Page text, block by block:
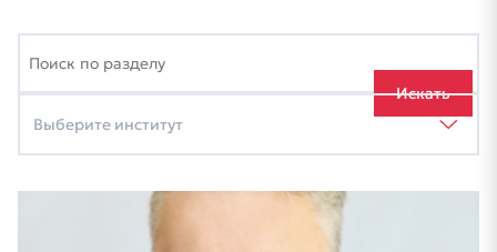
Искать
Выберите институт